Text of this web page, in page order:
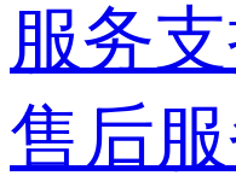
服务
售后